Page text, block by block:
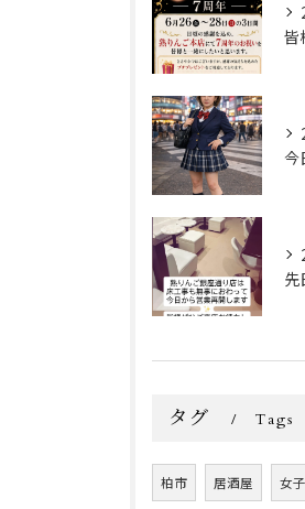
タグ Tags
柏市 居酒屋 女